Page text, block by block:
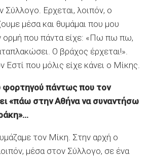
Σύλλογο. Ερχεται, λοιπόν, ο
μέσα και θυμάμαι που μου
ορμή που πάντα είχε: «Πω πω πω,
Ο βράχος έρχεται!».
Εστί που μόλις είχε κάνει ο Μίκης.
φορτηγού πάντως που τον
«πάω στην Αθήνα να συναντήσω
τον Μίκη. Στην αρχή ο
μέσα στον Σύλλογο, σε ένα